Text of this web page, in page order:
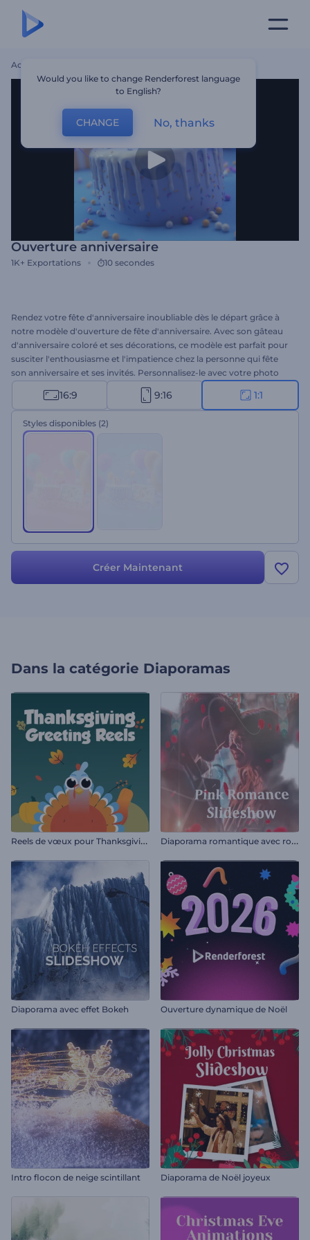
Accueil
Ouverture anniversaire
1K+ Exportations 10 secondes
Rendez votre fête d'anniversaire inoubliable dès le départ grâce à
notre modèle d'ouverture de fête d'anniversaire. Avec son gâteau
d'anniversaire coloré et ses décorations, ce modèle est parfait pour
susciter l'enthousiasme et l'impatience chez la personne qui fête
son anniversaire et ses invités. Personnalisez-le avec votre photo
préférée, des messages sincères et une musique entraînante pour
créer une introduction unique à votre célébration. Ce modèle est
parfait pour les ouvertures de fêtes d'anniversaire, les cartes de
vœux, les vidéos d'invitation et bien d'autres choses encore.
16:9 9:16 1:1
Styles disponibles (2)
Créer Maintenant
Dans la catégorie Diaporamas
R
eels de vœux pour Thanksgiving D
iaporama romantique avec roses
Diaporama avec effet Bokeh Ouverture dynamique de Noël
Intro flocon de neige scintillant Diaporama de Noël joyeux
Would you like to change Renderforest language
to English?
CHANGE No, thanks